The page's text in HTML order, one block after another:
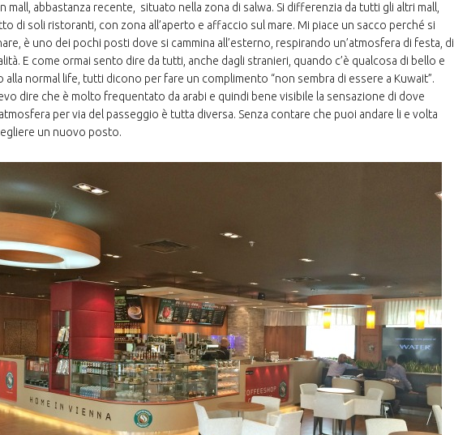
mall, abbastanza recente, situato nella zona di salwa. Si differenzia da tutti gli altri mall,
di soli ristoranti, con zona all’aperto e affaccio sul mare. Mi piace un sacco perché si
è uno dei pochi posti dove si cammina all’esterno, respirando un’atmosfera di festa, di
E come ormai sento dire da tutti, anche dagli stranieri, quando c’è qualcosa di bello e
alla normal life, tutti dicono per fare un complimento “non sembra di essere a Kuwait”.
dire che è molto frequentato da arabi e quindi bene visibile la sensazione di dove
per via del passeggio è tutta diversa. Senza contare che puoi andare li e volta
un nuovo posto.